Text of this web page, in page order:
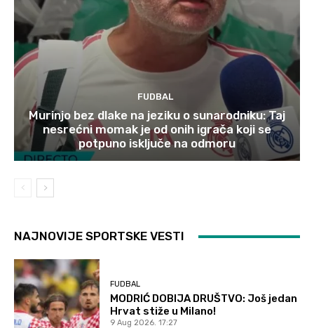
FUDBAL
Murinjo bez dlake na jeziku o sunarodniku: Taj
nesrećni momak je od onih igrača koji se
potpuno isključe na odmoru
NAJNOVIJE SPORTSKE VESTI
FUDBAL
MODRIĆ DOBIJA DRUŠTVO: Još jedan
Hrvat stiže u Milano!
9 Aug 2026. 17:27